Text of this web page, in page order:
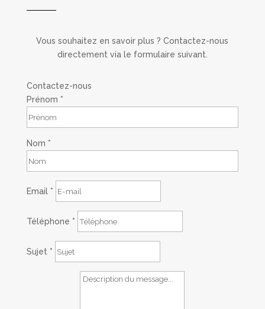
Vous souhaitez en savoir plus ? Contactez-nous
directement via le formulaire suivant.
Contactez-nous
Prénom *
Nom *
Email *
Téléphone *
Sujet *